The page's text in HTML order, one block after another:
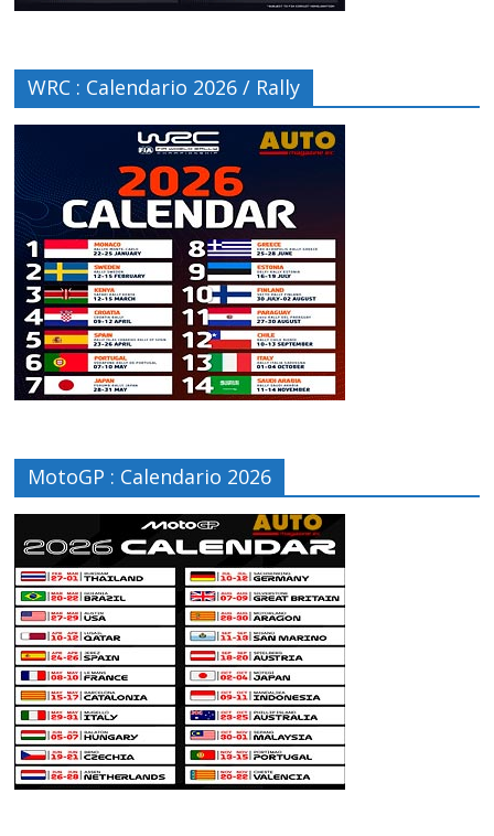
WRC : Calendario 2026 / Rally
MotoGP : Calendario 2026